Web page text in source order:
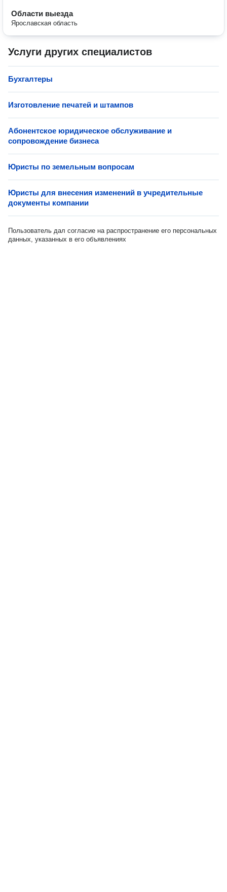
Области выезда
Ярославская область
Услуги других специалистов
Бухгалтеры
Изготовление печатей и штампов
Абонентское юридическое обслуживание и
сопровождение бизнеса
Юристы по земельным вопросам
Юристы для внесения изменений в учредительные
документы компании
Пользователь дал согласие на распространение его персональных
данных, указанных в его объявлениях